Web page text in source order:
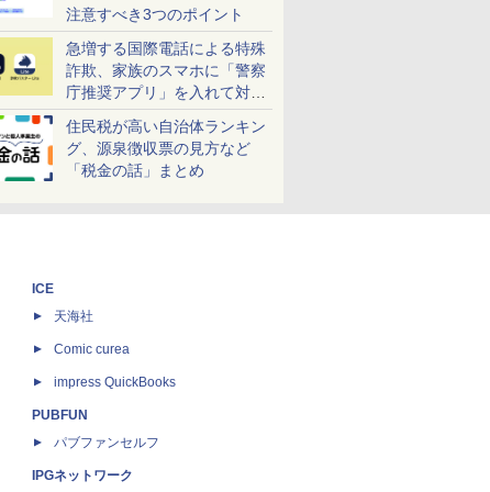
注意すべき3つのポイント
急増する国際電話による特殊
詐欺、家族のスマホに「警察
庁推奨アプリ」を入れて対策
しよう！
住民税が高い自治体ランキン
グ、源泉徴収票の見方など
「税金の話」まとめ
ICE
天海社
Comic curea
impress QuickBooks
PUBFUN
パブファンセルフ
IPGネットワーク